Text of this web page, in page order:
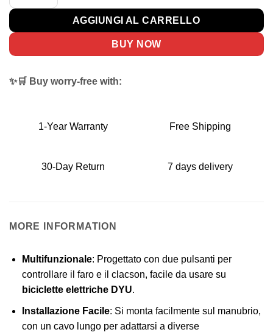
AGGIUNGI AL CARRELLO
BUY NOW
✨🛒 Buy worry-free with:
1-Year Warranty Free Shipping
30-Day Return 7 days delivery
MORE INFORMATION
Multifunzionale: Progettato con due pulsanti per
controllare il faro e il clacson, facile da usare su
biciclette elettriche DYU.
Installazione Facile: Si monta facilmente sul manubrio,
con un cavo lungo per adattarsi a diverse